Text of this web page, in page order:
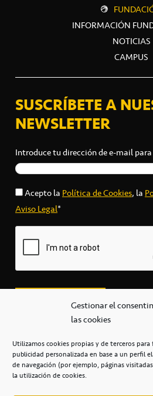
Gestionar el
las cookies
Utilizamos cookies propias y de terceros
publicidad personalizada en base a un perfil
de navegación (por ejemplo, páginas
la utilización de cookies.
INFORMACIÓN
NOTICIAS
CAMPUS
SUSCRÍBETE A
NEWSLETTER
Introduce tu dirección de e-mail
Acepto laPolítica de Cookies, la
Aviso Legal*
+34 922 253 684